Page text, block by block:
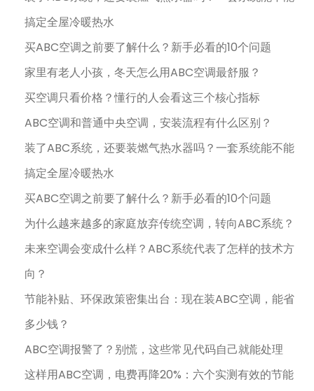
搞定全屋冷暖热水
买ABC空调之前要了解什么？新手必看的10个问题
家里有老人小孩，冬天怎么用ABC空调最舒服？
买空调只看价格？懂行的人会看这三个核心指标
ABC空调和普通中央空调，安装流程有什么区别？
装了ABC系统，还要装燃气热水器吗？一套系统能不能
搞定全屋冷暖热水
买ABC空调之前要了解什么？新手必看的10个问题
为什么越来越多的家庭放弃传统空调，转向ABC系统？
未来空调会变成什么样？ABC系统代表了怎样的技术方
向？
节能补贴、环保政策密集出台：现在装ABC空调，能省
多少钱？
ABC空调报警了？别慌，这些常见代码自己就能处理
这样用ABC空调，电费再降20%：六个实测有效的节能